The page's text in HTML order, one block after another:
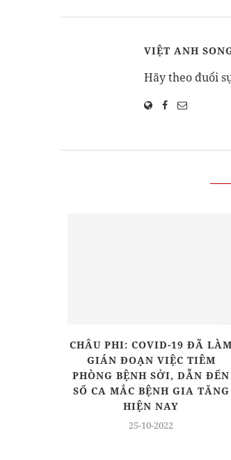
VIỆT ANH
Hãy theo đuổi
CHÂU PHI: COVID-19 ĐÃ LÀM
GIÁN ĐOẠN VIỆC TIÊM
PHÒNG BỆNH SỞI, DẪN ĐẾN
SỐ CA MẮC BỆNH GIA TĂNG
HIỆN NAY
25-10-2022